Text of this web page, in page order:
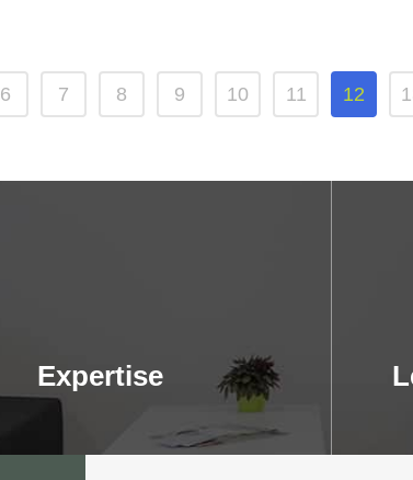
6 7 8 9 10 11 12
Expertise